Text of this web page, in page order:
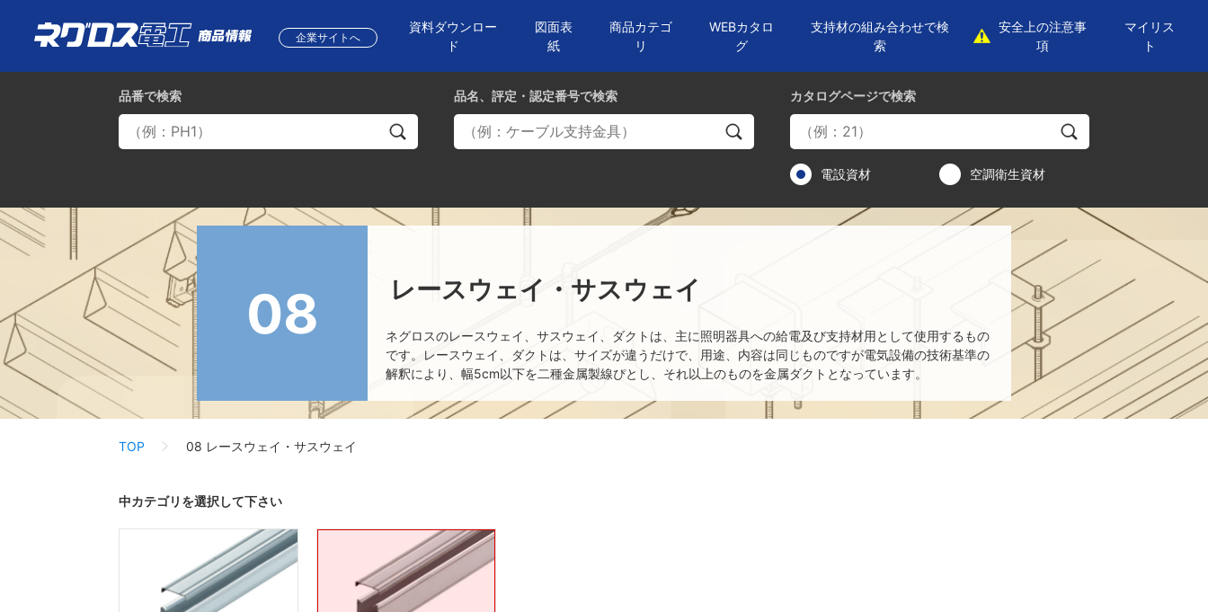
企業サイトへ
資料ダウンロー
ド
図面表
紙
商品カテゴ
リ
WEBカタロ
グ
支持材の組み合わせで検
索
安全上の注意事
項
マイリス
ト
品番で検索 カタログページで検索
電設資材 空調衛生資材
品名、評定・認定番号で検索
08 レースウェイ・サスウェイ
ネグロスのレースウェイ、サスウェイ、ダクトは、主に照明器具への給電及び支持材用として使用するもの
です。レースウェイ、ダクトは、サイズが違うだけで、用途、内容は同じものですが電気設備の技術基準の
解釈により、幅5cm以下を二種金属製線ぴとし、それ以上のものを金属ダクトとなっています。
TOP 08 レースウェイ・サスウェイ
中カテゴリを選択して下さい